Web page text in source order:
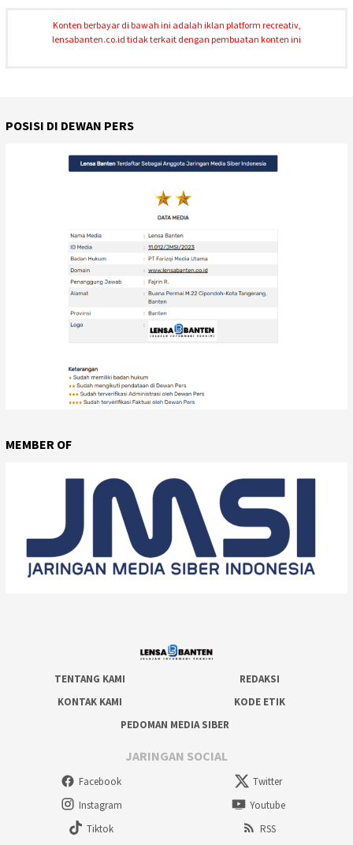
Konten berbayar di bawah ini adalah iklan platform recreativ,
lensabanten.co.id tidak terkait dengan pembuatan konten ini
POSISI DI DEWAN PERS
MEMBER OF
TENTANG KAMI
REDAKSI
KONTAK KAMI
KODE ETIK
PEDOMAN MEDIA SIBER
JARINGAN SOCIAL
Facebook
Twitter
Instagram
Youtube
Tiktok
RSS